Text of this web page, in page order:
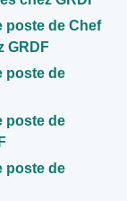
poste de Chef
GRDF
poste de
poste de
poste de